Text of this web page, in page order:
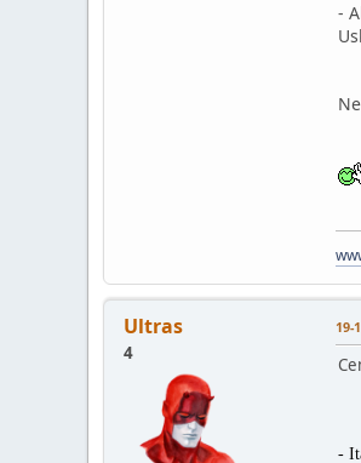
-
Ultras
4
19-
-